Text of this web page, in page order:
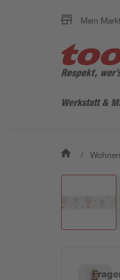
Mein
Werkstatt &
/